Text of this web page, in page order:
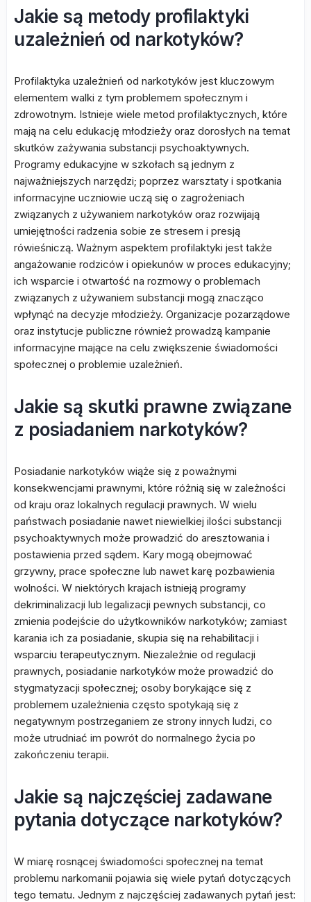
Jakie są metody profilaktyki
uzależnień od narkotyków?
Profilaktyka uzależnień od narkotyków jest kluczowym
elementem walki z tym problemem społecznym i
zdrowotnym. Istnieje wiele metod profilaktycznych, które
mają na celu edukację młodzieży oraz dorosłych na temat
skutków zażywania substancji psychoaktywnych.
Programy edukacyjne w szkołach są jednym z
najważniejszych narzędzi; poprzez warsztaty i spotkania
informacyjne uczniowie uczą się o zagrożeniach
związanych z używaniem narkotyków oraz rozwijają
umiejętności radzenia sobie ze stresem i presją
rówieśniczą. Ważnym aspektem profilaktyki jest także
angażowanie rodziców i opiekunów w proces edukacyjny;
ich wsparcie i otwartość na rozmowy o problemach
związanych z używaniem substancji mogą znacząco
wpłynąć na decyzje młodzieży. Organizacje pozarządowe
oraz instytucje publiczne również prowadzą kampanie
informacyjne mające na celu zwiększenie świadomości
społecznej o problemie uzależnień.
Jakie są skutki prawne związane
z posiadaniem narkotyków?
Posiadanie narkotyków wiąże się z poważnymi
konsekwencjami prawnymi, które różnią się w zależności
od kraju oraz lokalnych regulacji prawnych. W wielu
państwach posiadanie nawet niewielkiej ilości substancji
psychoaktywnych może prowadzić do aresztowania i
postawienia przed sądem. Kary mogą obejmować
grzywny, prace społeczne lub nawet karę pozbawienia
wolności. W niektórych krajach istnieją programy
dekriminalizacji lub legalizacji pewnych substancji, co
zmienia podejście do użytkowników narkotyków; zamiast
karania ich za posiadanie, skupia się na rehabilitacji i
wsparciu terapeutycznym. Niezależnie od regulacji
prawnych, posiadanie narkotyków może prowadzić do
stygmatyzacji społecznej; osoby borykające się z
problemem uzależnienia często spotykają się z
negatywnym postrzeganiem ze strony innych ludzi, co
może utrudniać im powrót do normalnego życia po
zakończeniu terapii.
Jakie są najczęściej zadawane
pytania dotyczące narkotyków?
W miarę rosnącej świadomości społecznej na temat
problemu narkomanii pojawia się wiele pytań dotyczących
tego tematu. Jednym z najczęściej zadawanych pytań jest: